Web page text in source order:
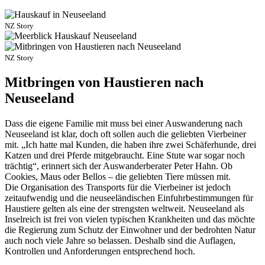
NZ Story
NZ Story
Mitbringen von Haustieren nach
Neuseeland
Dass die eigene Familie mit muss bei einer Auswanderung nach
Neuseeland ist klar, doch oft sollen auch die geliebten Vierbeiner
mit. „Ich hatte mal Kunden, die haben ihre zwei Schäferhunde, drei
Katzen und drei Pferde mitgebraucht. Eine Stute war sogar noch
trächtig“, erinnert sich der Auswanderberater Peter Hahn. Ob
Cookies, Maus oder Bellos – die geliebten Tiere müssen mit.
Die Organisation des Transports für die Vierbeiner ist jedoch
zeitaufwendig und die neuseeländischen Einfuhrbestimmungen für
Haustiere gelten als eine der strengsten weltweit. Neuseeland als
Inselreich ist frei von vielen typischen Krankheiten und das möchte
die Regierung zum Schutz der Einwohner und der bedrohten Natur
auch noch viele Jahre so belassen. Deshalb sind die Auflagen,
Kontrollen und Anforderungen entsprechend hoch.